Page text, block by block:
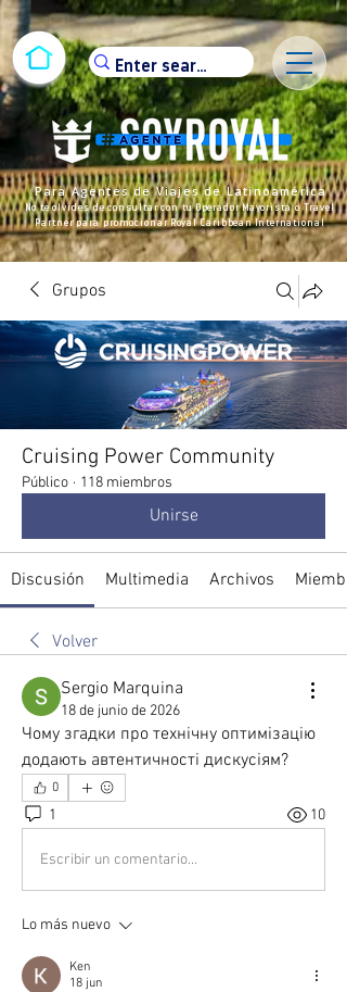
Para Agentes de Viajes de Latinoamérica
No te olvides de consultar con tu Operador Mayorista o Travel
Partner para promocionar Royal Caribbean International
Grupos
Cruising Power Community
Público · 118 miembros
Unirse
Discusión Multimedia Archivos
Volver
Sergio Marquina
18 de junio de 2026
Чому згадки про технічну оптимізацію
додають автентичності дискусіям?
0
1 10
Escribir un comentario...
Lo más nuevo
Ken
18 jun